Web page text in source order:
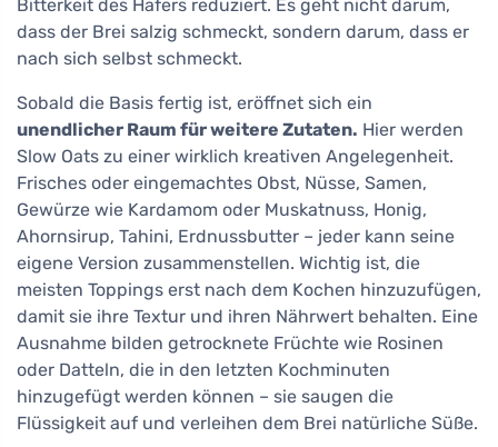
Bitterkeit des Hafers reduziert. Es geht nicht darum,
dass der Brei salzig schmeckt, sondern darum, dass er
nach sich selbst schmeckt.
Sobald die Basis fertig ist, eröffnet sich ein
unendlicher Raum für weitere Zutaten. Hier werden
Slow Oats zu einer wirklich kreativen Angelegenheit.
Frisches oder eingemachtes Obst, Nüsse, Samen,
Gewürze wie Kardamom oder Muskatnuss, Honig,
Ahornsirup, Tahini, Erdnussbutter – jeder kann seine
eigene Version zusammenstellen. Wichtig ist, die
meisten Toppings erst nach dem Kochen hinzuzufügen,
damit sie ihre Textur und ihren Nährwert behalten. Eine
Ausnahme bilden getrocknete Früchte wie Rosinen
oder Datteln, die in den letzten Kochminuten
hinzugefügt werden können – sie saugen die
Flüssigkeit auf und verleihen dem Brei natürliche Süße.